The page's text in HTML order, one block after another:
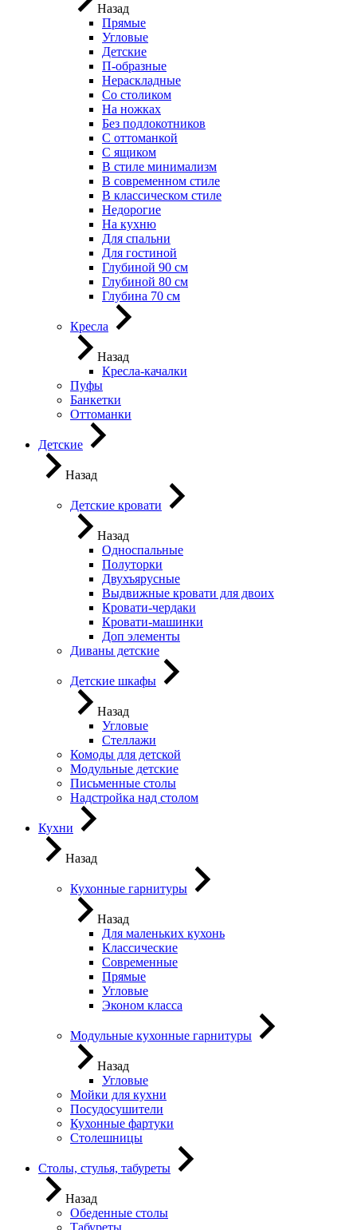
Назад
Прямые
Угловые
Детские
П-образные
Нераскладные
Со столиком
На ножках
Без подлокотников
С оттоманкой
С ящиком
В стиле минимализм
В современном стиле
В классическом стиле
Недорогие
На кухню
Для спальни
Для гостиной
Глубиной 90 см
Глубиной 80 см
Глубина 70 см
Кресла
Назад
Кресла-качалки
Пуфы
Банкетки
Оттоманки
Детские
Назад
Детские кровати
Назад
Односпальные
Полуторки
Двухъярусные
Выдвижные кровати для двоих
Кровати-чердаки
Кровати-машинки
Доп элементы
Диваны детские
Детские шкафы
Назад
Угловые
Стеллажи
Комоды для детской
Модульные детские
Письменные столы
Надстройка над столом
Кухни
Назад
Кухонные гарнитуры
Назад
Для маленьких кухонь
Классические
Современные
Прямые
Угловые
Эконом класса
Модульные кухонные гарнитуры
Назад
Угловые
Мойки для кухни
Посудосушители
Кухонные фартуки
Столешницы
Столы, стулья, табуреты
Назад
Обеденные столы
Табуреты